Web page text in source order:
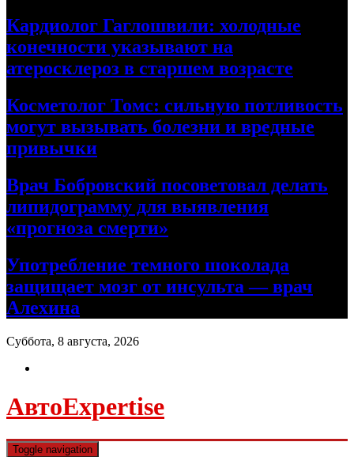
Кардиолог Гаглошвили: холодные
конечности указывают на
атеросклероз в старшем возрасте
Косметолог Томс: сильную потливость
могут вызывать болезни и вредные
привычки
Врач Бобровский посоветовал делать
липидограмму для выявления
«прогноза смерти»
Употребление темного шоколада
защищает мозг от инсульта — врач
Алехина
Суббота, 8 августа, 2026
АвтоExpertise
Toggle navigation